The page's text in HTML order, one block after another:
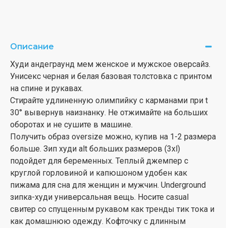
Описание
Худи андеграунд мем женское и мужское оверсайз.
Унисекс черная и белая базовая толстовка с принтом
на спине и рукавах.
Стирайте удлиненную олимпийку с карманами при t
30° вывернув наизнанку. Не отжимайте на больших
оборотах и не сушите в машине.
Получить образ oversize можно, купив на 1-2 размера
больше. Зип худи alt больших размеров (3xl)
подойдет для беременных. Теплый джемпер с
круглой горловиной и капюшоном удобен как
пижама для сна для женщин и мужчин. Underground
зипка-худи универсальная вещь. Носите casual
свитер со спущенным рукавом как тренды тик тока и
как домашнюю одежду. Кофточку с длинным